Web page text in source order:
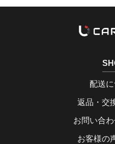
配送
返品・交
お問い合
お客様の